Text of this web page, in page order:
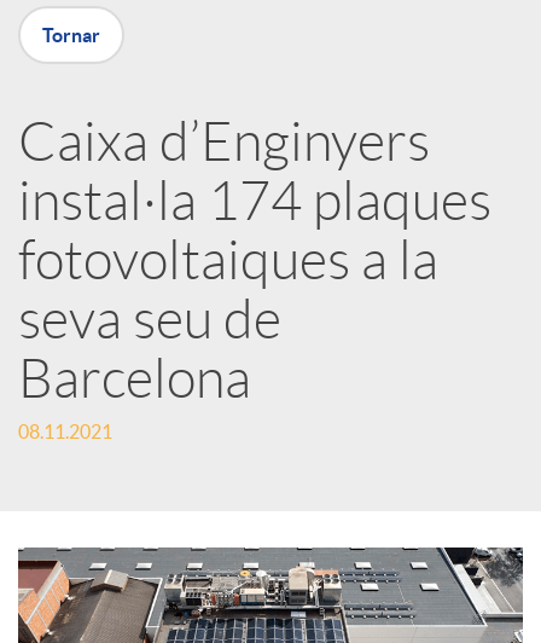
X
a
r
x
e
s
o
Tornar
Caixa d’Enginyers
instal·la 174 plaques
fotovoltaiques a la
seva seu de
Barcelona
08.11.2021